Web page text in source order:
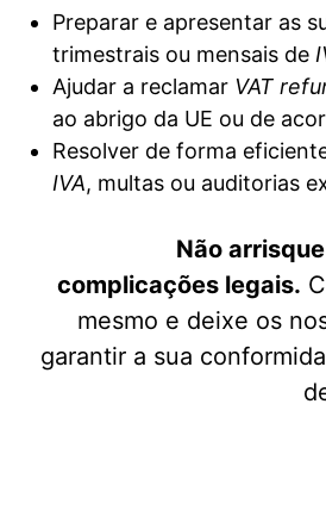
Preparar e apresentar as
trimestrais ou mensais de
Ajudar a reclamar VAT
ao abrigo da UE ou de
Resolver de forma
IVA, multas ou auditorias
Não
complicações legais.
mesmo e deixe os
garantir a sua